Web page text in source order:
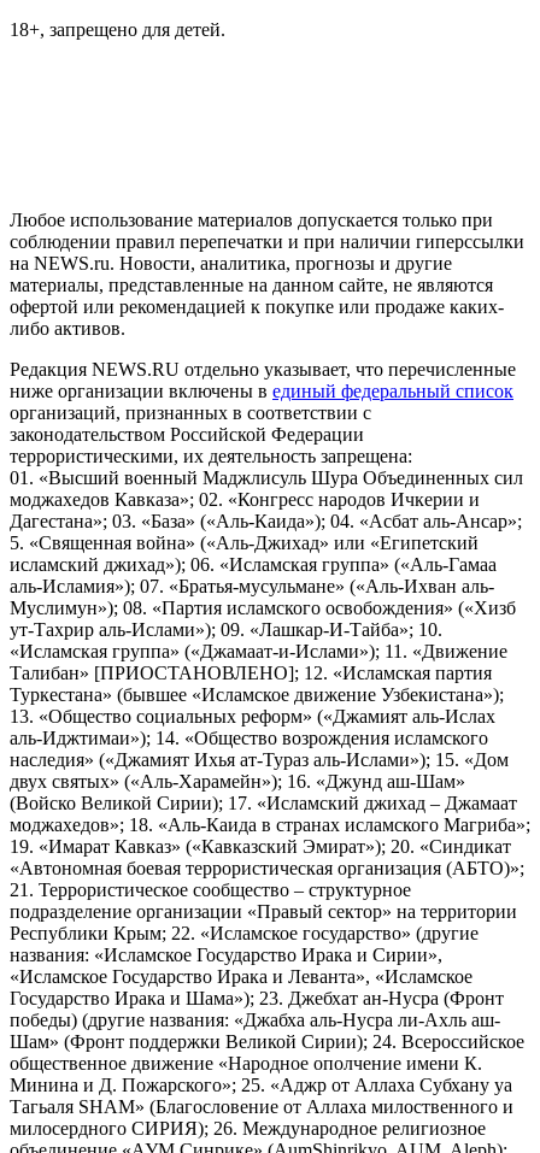
18+, запрещено для детей.
Любое использование материалов допускается только при
соблюдении правил перепечатки и при наличии гиперссылки
на NEWS.ru. Новости, аналитика, прогнозы и другие
материалы, представленные на данном сайте, не являются
офертой или рекомендацией к покупке или продаже каких-
либо активов.
Редакция NEWS.RU отдельно указывает, что перечисленные
ниже организации включены в единый федеральный список
организаций, признанных в соответствии с
законодательством Российской Федерации
террористическими, их деятельность запрещена:
01. «Высший военный Маджлисуль Шура Объединенных сил
моджахедов Кавказа»; 02. «Конгресс народов Ичкерии и
Дагестана»; 03. «База» («Аль-Каида»); 04. «Асбат аль-Ансар»;
5. «Священная война» («Аль-Джихад» или «Египетский
исламский джихад»); 06. «Исламская группа» («Аль-Гамаа
аль-Исламия»); 07. «Братья-мусульмане» («Аль-Ихван аль-
Муслимун»); 08. «Партия исламского освобождения» («Хизб
ут-Тахрир аль-Ислами»); 09. «Лашкар-И-Тайба»; 10.
«Исламская группа» («Джамаат-и-Ислами»); 11. «Движение
Талибан» [ПРИОСТАНОВЛЕНО]; 12. «Исламская партия
Туркестана» (бывшее «Исламское движение Узбекистана»);
13. «Общество социальных реформ» («Джамият аль-Ислах
аль-Иджтимаи»); 14. «Общество возрождения исламского
наследия» («Джамият Ихья ат-Тураз аль-Ислами»); 15. «Дом
двух святых» («Аль-Харамейн»); 16. «Джунд аш-Шам»
(Войско Великой Сирии); 17. «Исламский джихад – Джамаат
моджахедов»; 18. «Аль-Каида в странах исламского Магриба»;
19. «Имарат Кавказ» («Кавказский Эмират»); 20. «Синдикат
«Автономная боевая террористическая организация (АБТО)»;
21. Террористическое сообщество – структурное
подразделение организации «Правый сектор» на территории
Республики Крым; 22. «Исламское государство» (другие
названия: «Исламское Государство Ирака и Сирии»,
«Исламское Государство Ирака и Леванта», «Исламское
Государство Ирака и Шама»); 23. Джебхат ан-Нусра (Фронт
победы) (другие названия: «Джабха аль-Нусра ли-Ахль аш-
Шам» (Фронт поддержки Великой Сирии); 24. Всероссийское
общественное движение «Народное ополчение имени К.
Минина и Д. Пожарского»; 25. «Аджр от Аллаха Субхану уа
Тагьаля SHAM» (Благословение от Аллаха милоственного и
милосердного СИРИЯ); 26. Международное религиозное